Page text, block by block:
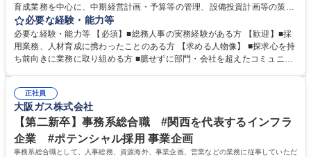
育成業務を中心に、中期経営計画・予算等の管理、設備投資計画等の策
定、さらに社内の重要会議の運営等、経営の根幹となる幅広い総務人事業
務全般を担当していただきます。 【主な業務内容】 ■採用関係業務および
人材育成(社員研修)業務の推進 ■中期経営計画および予算等の管理 ■設備
投資計画等の策定 ■社内の重要会議の運営 ■その他総務人事業務全般 【入
務人事】経験者歓迎！/阪急阪神HDグループ/年休124日
必要な経験・能力等
必要な経験・能力等 【必須】■総務人事の実務経験がある方 【歓迎】■採
用業務、人材育成に携わったことのある方 【求める人物像】 ■探求心を持
ち前向きに業務に取り組める方 ■臆せずに部門・会社を超えたコミュニケ
囲のメンバーと協調しつつ主体性を持って能動的に業務を推進できる方 学
歴・資格 学歴：大学院 大学 高専 短大 専修学校 高校 語学力： 資格：
正社員
大阪ガス株式会社
【第二新卒】事務系総合職 #関西を代表するインフラ
企業 #ポテンシャル採用 事業企画
事務系総合職として、人事総務、資源海外、事業企画、営業などの業務に従事していただ